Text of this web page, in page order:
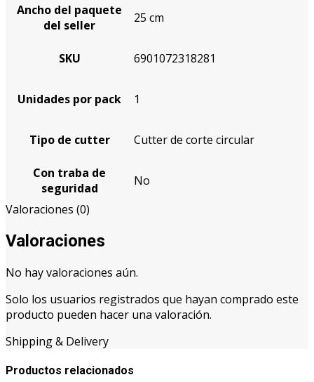
Ancho del paquete
del seller
25 cm
SKU 6901072318281
Unidades por pack 1
Tipo de cutter Cutter de corte circular
Con traba de
seguridad
No
Valoraciones (0)
Valoraciones
No hay valoraciones aún.
Solo los usuarios registrados que hayan comprado este
producto pueden hacer una valoración.
Shipping & Delivery
Productos relacionados